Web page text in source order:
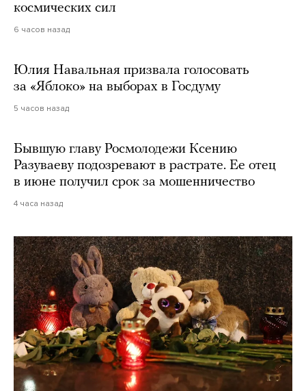
космических сил
6 часов назад
Юлия Навальная призвала голосовать
за «Яблоко» на выборах в Госдуму
5 часов назад
Бывшую главу Росмолодежи Ксению
Разуваеву подозревают в растрате. Ее отец
в июне получил срок за мошенничество
4 часа назад